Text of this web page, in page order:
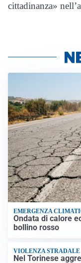
cittadinanza»
EMERGENZA
Ondata di calore
bollino rosso
VIOLENZA STRADALE
Nel Torinese